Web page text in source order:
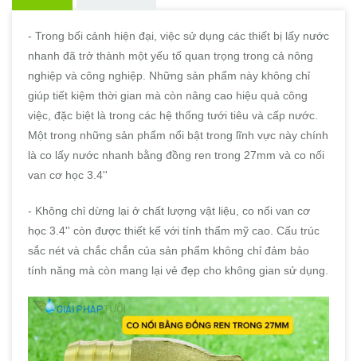
- Trong bối cảnh hiện đại, việc sử dụng các thiết bị lấy nước
nhanh đã trở thành một yếu tố quan trọng trong cả nông
nghiệp và công nghiệp. Những sản phẩm này không chỉ
giúp tiết kiệm thời gian mà còn nâng cao hiệu quả công
việc, đặc biệt là trong các hệ thống tưới tiêu và cấp nước.
Một trong những sản phẩm nổi bật trong lĩnh vực này chính
là co lấy nước nhanh bằng đồng ren trong 27mm và co nối
van cơ học 3.4''
- Không chỉ dừng lại ở chất lượng vật liệu, co nối van cơ
học 3.4'' còn được thiết kế với tính thẩm mỹ cao. Cấu trúc
sắc nét và chắc chắn của sản phẩm không chỉ đảm bảo
tính năng mà còn mang lại vẻ đẹp cho không gian sử dụng.